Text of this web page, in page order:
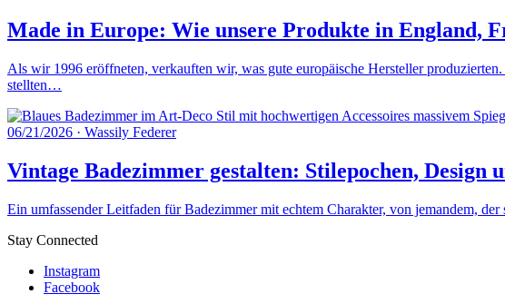
Made in Europe: Wie unsere Produkte in England,
Als wir 1996 eröffneten, verkauften wir, was gute europäische Hersteller
stellten…
06/21/2026 · Wassily Federer
Vintage Badezimmer gestalten: Stilepochen, Design
Ein umfassender Leitfaden für Badezimmer mit echtem Charakter, von jemandem,
Stay Connected
Instagram
Facebook